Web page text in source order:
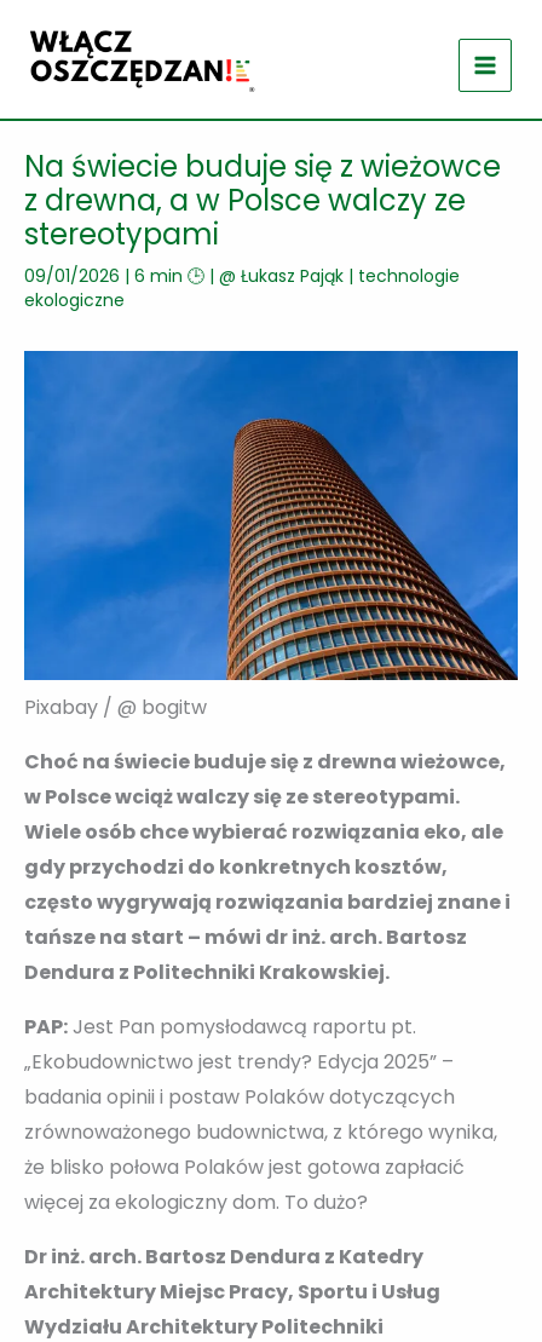
treści
Na świecie buduje się z wieżowce
z drewna, a w Polsce walczy ze
stereotypami
09/01/2026 | 6 min 🕒 | @ Łukasz Pająk | technologie
ekologiczne
Pixabay / @ bogitw
Choć na świecie buduje się z drewna wieżowce,
w Polsce wciąż walczy się ze stereotypami.
Wiele osób chce wybierać rozwiązania eko, ale
gdy przychodzi do konkretnych kosztów,
często wygrywają rozwiązania bardziej znane i
tańsze na start – mówi dr inż. arch. Bartosz
Dendura z Politechniki Krakowskiej.
PAP:Jest Pan pomysłodawcą raportu pt.
„Ekobudownictwo jest trendy? Edycja 2025” –
badania opinii i postaw Polaków dotyczących
zrównoważonego budownictwa, z którego wynika,
że blisko połowa Polaków jest gotowa zapłacić
więcej za ekologiczny dom. To dużo?
Dr inż. arch. Bartosz Dendura z Katedry
Architektury Miejsc Pracy, Sportu i Usług
Wydziału Architektury Politechniki